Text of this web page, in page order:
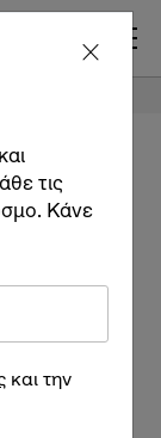
ζούμε σε
που
τις
Κάνε
και την